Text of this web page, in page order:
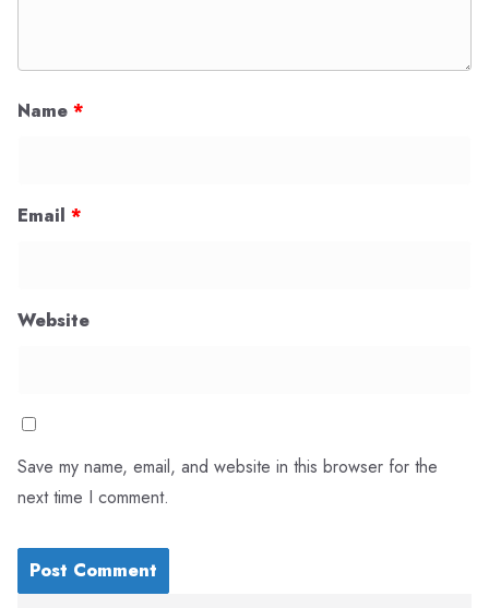
Name *
Email *
Website
Save my name, email, and website in this browser for the
next time I comment.